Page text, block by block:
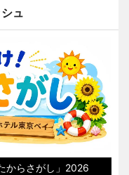
ュ
からさがし」2026